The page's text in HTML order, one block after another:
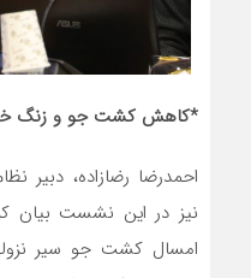
*کاهش کشت جو و زنگ
احمدرضا رضازاده، دبیر
نیز در این نشست بیان
امسال کشت جو سیر